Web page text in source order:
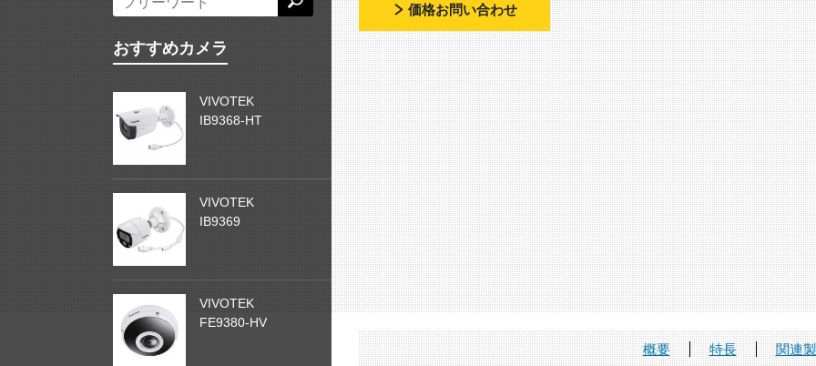
価格お問い合わせ
概要 特長 関連
おすすめカメラ
VIVOTEK
IB9368-HT
VIVOTEK
IB9369
VIVOTEK
FE9380-HV